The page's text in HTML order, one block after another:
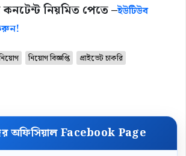
নিয়মিত পেতে –ইউটিউব
নিয়োগ বিজ্ঞপ্তি
প্রাইভেট চাকরি
অফিসিয়াল Facebook Page